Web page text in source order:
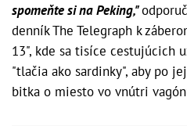
spomeňte si na Peking,"
denník The Telegraph k
13", kde sa tisíce cestujúcich
"tlačia ako sardinky", aby po
bitka o miesto vo vnútri